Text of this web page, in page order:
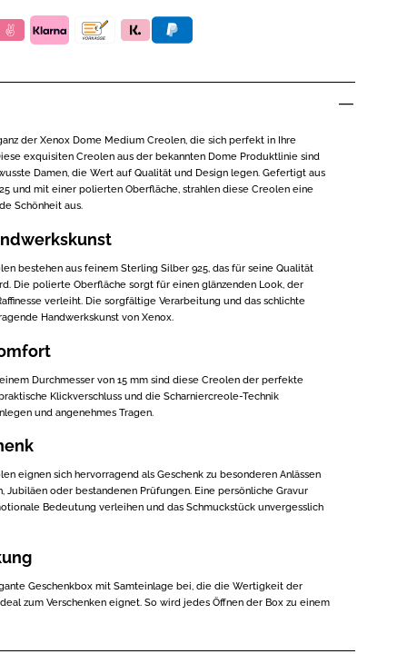
der Xenox Dome Medium Creolen, die sich perfekt in Ihre
exquisiten Creolen aus der bekannten Dome Produktlinie sind
Damen, die Wert auf Qualität und Design legen. Gefertigt aus
und mit einer polierten Oberfläche, strahlen diese Creolen eine
Schönheit aus.
bestehen aus feinem Sterling Silber 925, das für seine Qualität
Die polierte Oberfläche sorgt für einen glänzenden Look, der
verleiht. Die sorgfältige Verarbeitung und das schlichte
Handwerkskunst von Xenox.
Durchmesser von 15 mm sind diese Creolen der perfekte
Klickverschluss und die Scharniercreole-Technik
und angenehmes Tragen.
eignen sich hervorragend als Geschenk zu besonderen Anlässen
Jubiläen oder bestandenen Prüfungen. Eine persönliche Gravur
Bedeutung verleihen und das Schmuckstück unvergesslich
Geschenkbox mit Samteinlage bei, die die Wertigkeit der
zum Verschenken eignet. So wird jedes Öffnen der Box zu einem